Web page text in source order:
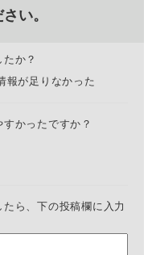
い。
か？
報が足りなかった
かったですか？
ら、下の投稿欄に入力